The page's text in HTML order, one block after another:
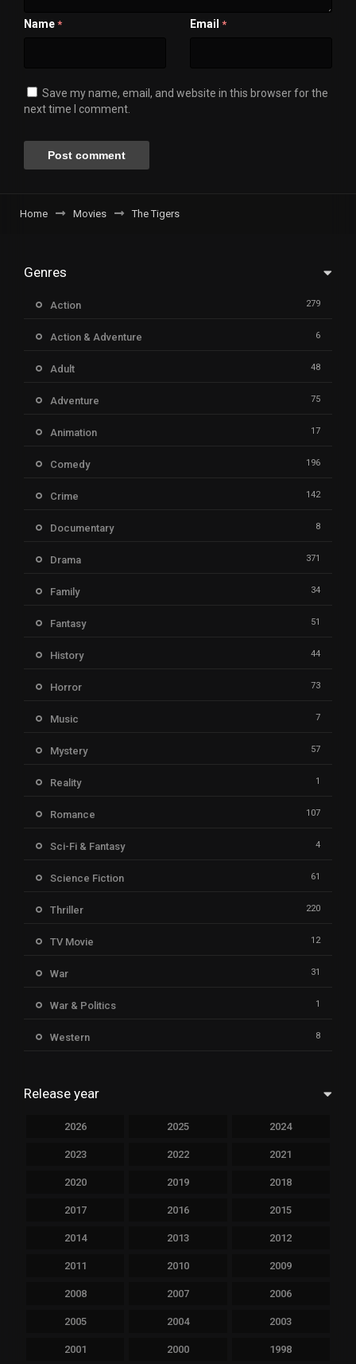
Name * Email *
Save my name, email, and website in this browser for the
next time I comment.
Home Movies The Tigers
Genres
Action 279
Action & Adventure 6
Adult 48
Adventure 75
Animation 17
Comedy 196
Crime 142
Documentary 8
Drama 371
Family 34
Fantasy 51
History 44
Horror 73
Music 7
Mystery 57
Reality 1
Romance 107
Sci-Fi & Fantasy 4
Science Fiction 61
Thriller 220
TV Movie 12
War 31
War & Politics 1
Western 8
Release year
2026 2025 2024
2023 2022 2021
2020 2019 2018
2017 2016 2015
2014 2013 2012
2011 2010 2009
2008 2007 2006
2005 2004 2003
2001 2000 1998